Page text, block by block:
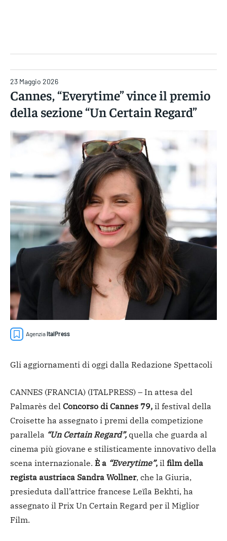
23 Maggio 2026
Cannes, “Everytime” vince il premio
della sezione “Un Certain Regard”
AgenziaItalPress
Gli aggiornamenti di oggi dalla Redazione Spettacoli
CANNES (FRANCIA) (ITALPRESS) – In attesa del
Palmarès del Concorso di Cannes 79, il festival della
Croisette ha assegnato i premi della competizione
parallela “Un Certain Regard”, quella che guarda al
cinema più giovane e stilisticamente innovativo della
scena internazionale. È a “Everytime”, il film della
regista austriaca Sandra Wollner, che la Giuria,
presieduta dall’attrice francese Leïla Bekhti, ha
assegnato il Prix Un Certain Regard per il Miglior
Film.